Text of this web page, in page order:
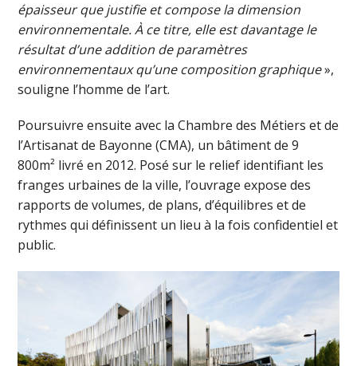
épaisseur que justifie et compose la dimension
environnementale. À ce titre, elle est davantage le
résultat d’une addition de paramètres
environnementaux qu’une composition graphique»,
souligne l’homme de l’art.
Poursuivre ensuite avec la Chambre des Métiers et de
l’Artisanat de Bayonne (CMA), un bâtiment de 9
800m² livré en 2012. Posé sur le relief identifiant les
franges urbaines de la ville, l’ouvrage expose des
rapports de volumes, de plans, d’équilibres et de
rythmes qui définissent un lieu à la fois confidentiel et
public.